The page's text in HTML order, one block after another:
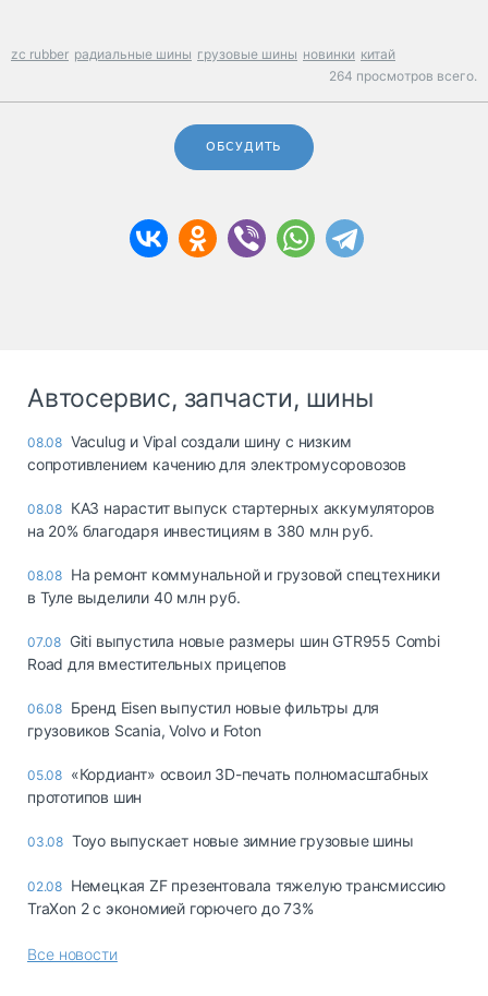
zc rubber радиальные шины грузовые шины новинки китай
264 просмотров всего.
ОБСУДИТЬ
Автосервис, запчасти, шины
08.08 Vaculug и Vipal создали шину с низким
сопротивлением качению для электромусоровозов
08.08 КАЗ нарастит выпуск стартерных аккумуляторов
на 20% благодаря инвестициям в 380 млн руб.
08.08 На ремонт коммунальной и грузовой спецтехники
в Туле выделили 40 млн руб.
07.08 Giti выпустила новые размеры шин GTR955 Combi
Road для вместительных прицепов
06.08 Бренд Eisen выпустил новые фильтры для
грузовиков Scania, Volvo и Foton
05.08 «Кордиант» освоил 3D-печать полномасштабных
прототипов шин
03.08 Toyo выпускает новые зимние грузовые шины
02.08 Немецкая ZF презентовала тяжелую трансмиссию
TraXon 2 с экономией горючего до 73%
Все новости